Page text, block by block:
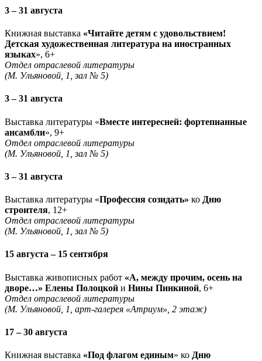
3 – 31 августа
Книжная выставка «Читайте детям с удовольствием!
Детская художественная литература на иностранных
языках», 6+
Отдел отраслевой литературы
(М. Ульяновой, 1, зал № 5)
3 – 31 августа
Выставка литературы «Вместе интересней: фортепианные
ансамбли», 9+
Отдел отраслевой литературы
(М. Ульяновой, 1, зал № 5)
3 – 31 августа
Выставка литературы «Профессия созидать» ко Дню
строителя, 12+
Отдел отраслевой литературы
(М. Ульяновой, 1, зал № 5)
15 августа – 15 сентября
Выставка живописных работ «А, между прочим, осень на
дворе…» Елены Полоцкой и Нины Пинкиной, 6+
Отдел отраслевой литературы
(М. Ульяновой, 1, арт-галерея «Атриум», 2 этаж)
17 – 30 августа
Книжная выставка «Под флагом единым» ко Дню